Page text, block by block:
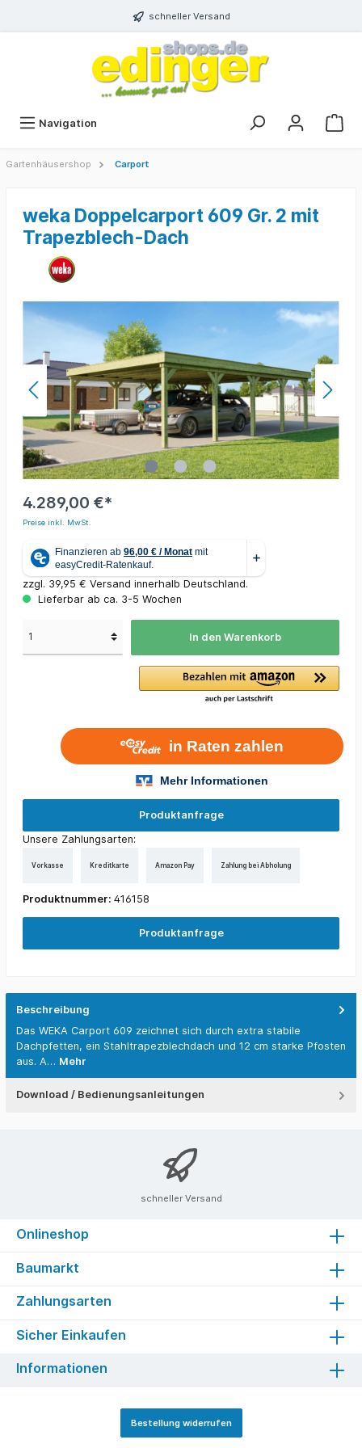
schneller Versand
Navigation
Gartenhäusershop Carport
weka Doppelcarport 609 Gr. 2 mit
Trapezblech-Dach
4.289,00 €*
Preise inkl. MwSt.
zzgl. 39,95 € Versand innerhalb Deutschland.
Lieferbar ab ca. 3-5 Wochen
In den Warenkorb
Produktanfrage
Unsere Zahlungsarten:
Vorkasse Kreditkarte Amazon Pay Zahlung bei Abholung
Produktnummer: 416158
Produktanfrage
Beschreibung
Das WEKA Carport 609 zeichnet sich durch extra stabile
Dachpfetten, ein Stahltrapezblechdach und 12 cm starke Pfosten
aus. A… Mehr
Download / Bedienungsanleitungen
schneller Versand
Onlineshop
Baumarkt
Zahlungsarten
Sicher Einkaufen
Informationen
Bestellung widerrufen